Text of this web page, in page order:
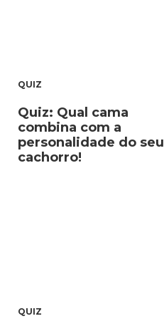
QUIZ
Quiz: Qual cama
combina com a
personalidade do seu
cachorro!
QUIZ